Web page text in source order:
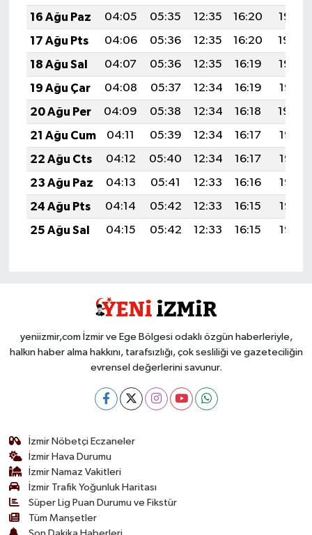
16 Ağu Paz
04:05 05:35 12:35 16:20
19:25
17 Ağu Pts
04:06 05:36 12:35 16:20
19:24
18 Ağu Sal
04:07 05:36 12:35 16:19
19:23
19 Ağu Çar
04:08 05:37 12:34 16:19
19:21
20 Ağu Per
04:09 05:38 12:34 16:18
19:20
21 Ağu Cum
04:11 05:39 12:34 16:17
19:19
22 Ağu Cts
04:12 05:40 12:34 16:17
19:17
23 Ağu Paz
04:13 05:41 12:33 16:16
19:16
24 Ağu Pts
04:14 05:42 12:33 16:15
19:15
25 Ağu Sal
04:15 05:42 12:33 16:15 19:13
yeniizmir,com İzmir ve Ege Bölgesi odaklı özgün haberleriyle,
halkın haber alma hakkını, tarafsızlığı, çok sesliliği ve gazeteciliğin
evrensel değerlerini savunur.
İzmir Nöbetçi Eczaneler
İzmir Hava Durumu
İzmir Namaz Vakitleri
İzmir Trafik Yoğunluk Haritası
Süper Lig Puan Durumu ve Fikstür
Tüm Manşetler